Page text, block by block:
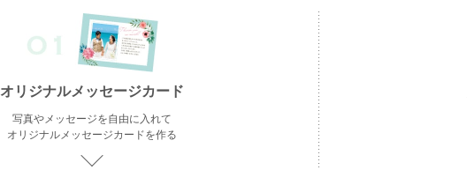
オリジナルメッセージカード
写真やメッセージを自由に入れて
オリジナルメッセージカードを作る